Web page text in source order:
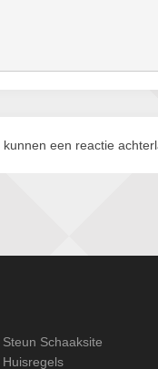
een reactie
Steun Schaaksite
Huisregels